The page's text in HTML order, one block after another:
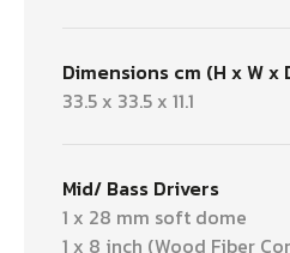
Dimensions cm (H x W x
33.5 x 33.5 x 11.1
Mid/ Bass Drivers
1 x 28 mm soft dome
1 x 8 inch (Wood Fiber